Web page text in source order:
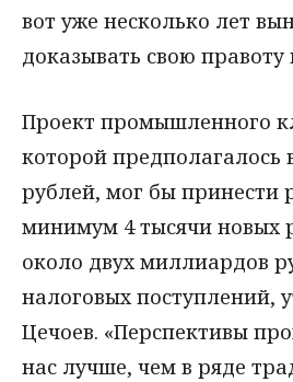
вот уже несколько лет
доказывать свою правоту
Проект промышленного
которой предполагалось
рублей, мог бы принести
минимум 4 тысячи новых
около двух миллиардов
налоговых поступлений,
Цечоев. «Перспективы
нас лучше, чем в ряде